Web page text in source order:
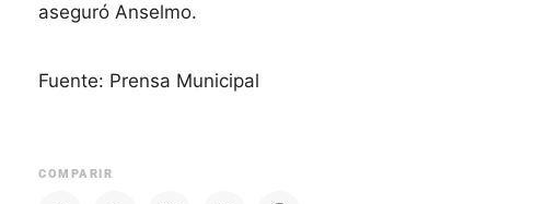
aseguró Anselmo.
Fuente: Prensa Municipal
COMPARIR